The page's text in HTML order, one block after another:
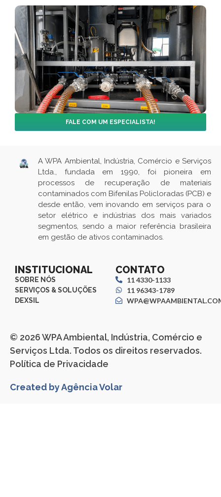
FALE COM UM ESPECIALISTA!
A WPA Ambiental, Indústria, Comércio e Serviços
Ltda., fundada em 1990, foi pioneira em
processos de recuperação de materiais
contaminados com Bifenilas Policloradas (PCB) e
desde então, vem inovando em serviços para o
setor elétrico e indústrias dos mais variados
segmentos, sendo a maior referência brasileira
em gestão de ativos contaminados.
INSTITUCIONAL
SOBRE NÓS
SERVIÇOS & SOLUÇÕES
DEXSIL
CONTATO
11 4330-1133
11 96343-1789
© 2026 WPA Ambiental, Indústria, Comércio e
Serviços Ltda. Todos os direitos reservados.
Política de Privacidade
Created by Agência Volar